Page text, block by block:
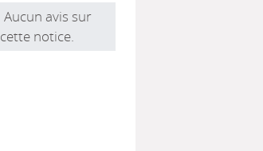
Aucun avis sur
cette notice.